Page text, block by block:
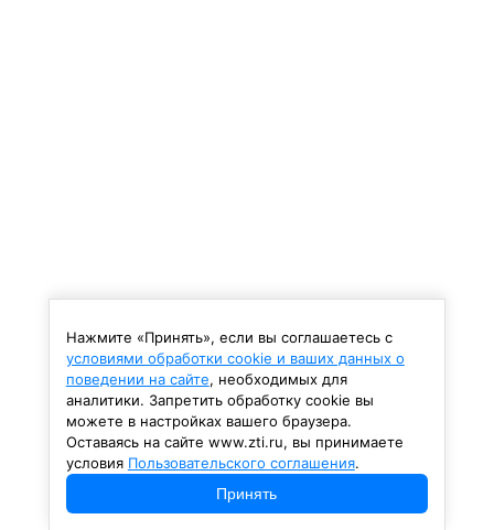
Нажмите «Принять», если вы соглашаетесь с
условиями обработки cookie и ваших данных о
поведении на сайте, необходимых для
аналитики. Запретить обработку cookie вы
можете в настройках вашего браузера.
Оставаясь на сайте www.zti.ru, вы принимаете
условия Пользовательского соглашения.
Принять